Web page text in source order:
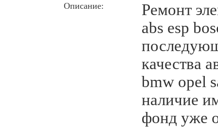
Описание:
Ремонт
abs esp
качества
bmw opel
наличие
фонд уже